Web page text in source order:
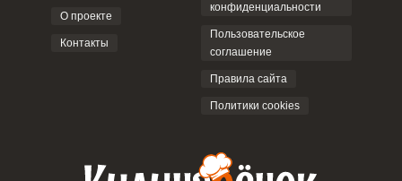
О проекте
Контакты
конфиденциальности
Пользовательское
соглашение
Правила сайта
Политики cookies